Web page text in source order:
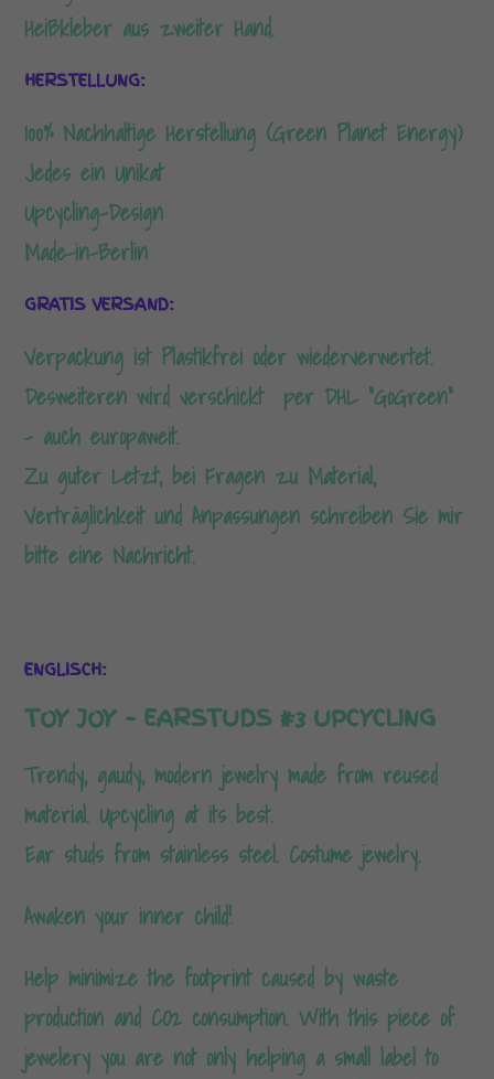
Heißkleber aus zweiter Hand.
HERSTELLUNG:
100% Nachhaltige Herstellung (Green Planet Energy)
Jedes ein Unikat
Upcycling-Design
Made-in-Berlin
GRATIS VERSAND:
Verpackung ist Plastikfrei oder wiederverwertet.
Desweiteren wird verschickt per DHL “GoGreen”
– auch europaweit.
Zu guter Letzt, bei Fragen zu Material,
Verträglichkeit und Anpassungen schreiben Sie mir
bitte eine Nachricht.
ENGLISCH:
TOY JOY – EARSTUDS #3 UPCYCLING
Trendy, gaudy, modern jewelry made from reused
material. Upcycling at its best.
Ear studs from stainless steel. Costume jewelry.
Awaken your inner child!
Help minimize the footprint caused by waste
production and CO2 consumption. With this piece of
jewelery you are not only helping a small label to